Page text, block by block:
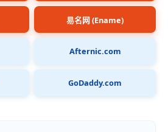
易名网 (Ename)
Afternic.com
GoDaddy.com